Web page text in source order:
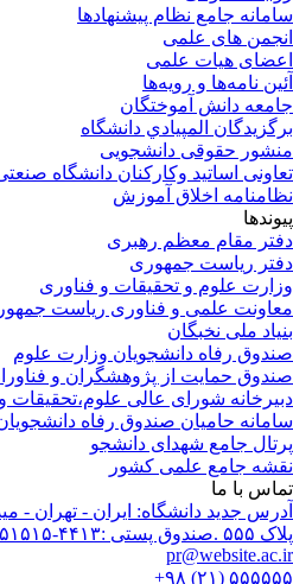
جامع نظام پیشنهادها
های علمی
هیات علمی
نامه‌ها و رویه‌ها
دانش آموختگان
المپيادي دانشگاه
حقوقی دانشجویی
اساتید وکارکنان دانشگاه
اخلاق آموزش
مقام معظم رهبری
ریاست جمهوری
علوم و تحقیقات و فناوری
علمی و فناوری ریاست
ملی نخبگان
رفاه دانشجویان وزارت علوم
حمایت از پژوهشگران و
شورای عالی علوم،تحقیقات
حامیان صندوق رفاه دانشجویان
جامع شهدای دانشجو
جامع علمی کشور
با ما
جدید دانشگاه: ایران - تهران -
پستی :۴۴۱۳-۱۵۱۵۱۵
(۲۱) ۹۸+